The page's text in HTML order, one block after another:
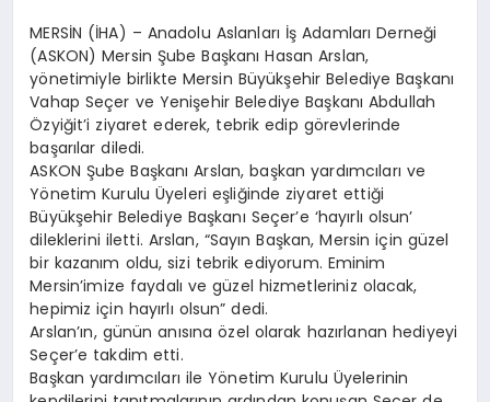
MERSİN (İHA) – Anadolu Aslanları İş Adamları Derneği
(ASKON) Mersin Şube Başkanı Hasan Arslan,
yönetimiyle birlikte Mersin Büyükşehir Belediye Başkanı
Vahap Seçer ve Yenişehir Belediye Başkanı Abdullah
Özyiğit’i ziyaret ederek, tebrik edip görevlerinde
başarılar diledi.
ASKON Şube Başkanı Arslan, başkan yardımcıları ve
Yönetim Kurulu Üyeleri eşliğinde ziyaret ettiği
Büyükşehir Belediye Başkanı Seçer’e ‘hayırlı olsun’
dileklerini iletti. Arslan, “Sayın Başkan, Mersin için güzel
bir kazanım oldu, sizi tebrik ediyorum. Eminim
Mersin’imize faydalı ve güzel hizmetleriniz olacak,
hepimiz için hayırlı olsun” dedi.
Arslan’ın, günün anısına özel olarak hazırlanan hediyeyi
Seçer’e takdim etti.
Başkan yardımcıları ile Yönetim Kurulu Üyelerinin